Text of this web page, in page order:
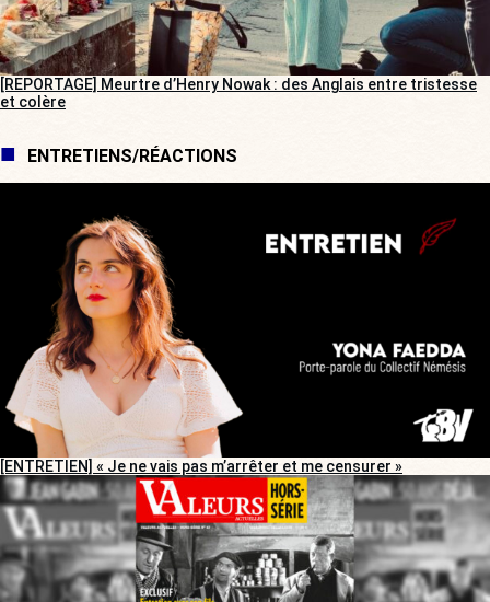
[REPORTAGE] Meurtre d’Henry Nowak : des Anglais entre tristesse
et colère
ENTRETIENS/RÉACTIONS
[ENTRETIEN] « Je ne vais pas m’arrêter et me censurer »